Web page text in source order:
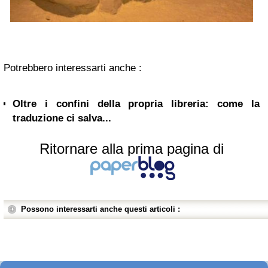
Potrebbero interessarti anche :
Oltre i confini della propria libreria: come la
traduzione ci salva...
Ritornare alla prima pagina di
Possono interessarti anche questi articoli :